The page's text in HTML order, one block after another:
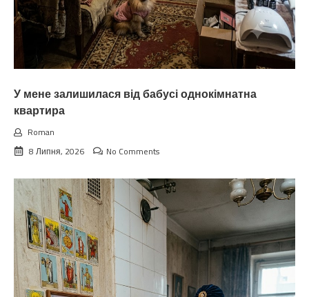
У мене залишилася від бабусі однокімнатна
квартира
Roman
8 Липня, 2026
No Comments